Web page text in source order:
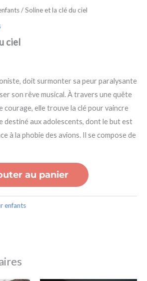
/ Soline et la clé du ciel
ciel
doit surmonter sa peur paralysante
son rêve musical. À travers une quête
courage, elle trouve la clé pour vaincre
destiné aux adolescents, dont le but est
à la phobie des avions. Il se compose de
au panier
enfants